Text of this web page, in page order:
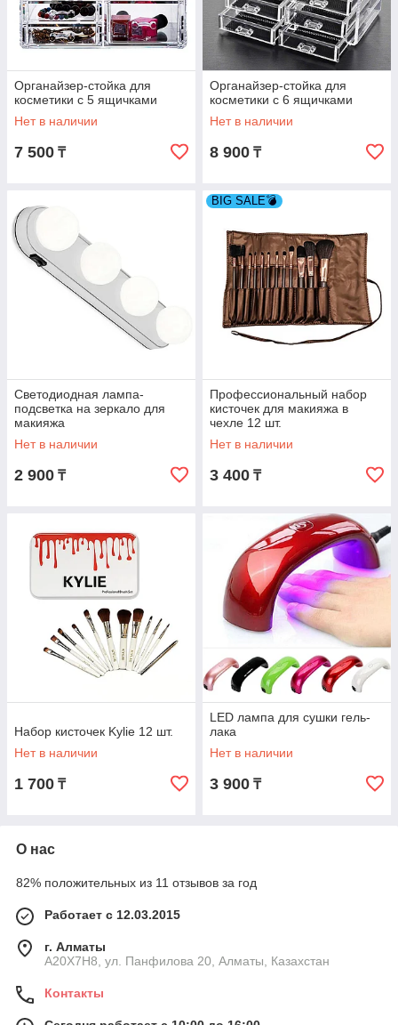
Органайзер-стойка для
косметики с 5 ящичками
Нет в наличии
7 500 ₸
Органайзер-стойка для
косметики с 6 ящичками
Нет в наличии
8 900 ₸
Светодиодная лампа-
подсветка на зеркало для
макияжа
Нет в наличии
2 900 ₸
BIG SALE💣
Профессиональный набор
кисточек для макияжа в
чехле 12 шт.
Нет в наличии
3 400 ₸
Набор кисточек Kylie 12 шт.
Нет в наличии
1 700 ₸
LED лампа для сушки гель-
лака
Нет в наличии
3 900 ₸
О нас
82% положительных из 11 отзывов за год
Работает с 12.03.2015
г. Алматы
A20X7H8, ул. Панфилова 20, Алматы, Казахстан
Контакты